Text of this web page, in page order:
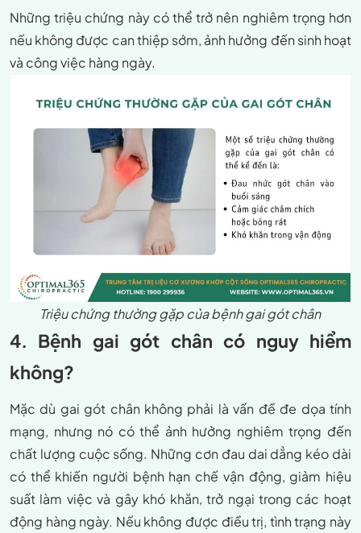
Những triệu chứng này có thể trở nên nghiêm trọng hơn
nếu không được can thiệp sớm, ảnh hưởng đến sinh hoạt
và công việc hàng ngày.
Triệu chứng thường gặp của bệnh gai gót chân
4. Bệnh gai gót chân có nguy hiểm
không?
Mặc dù gai gót chân không phải là vấn đề đe dọa tính
mạng, nhưng nó có thể ảnh hưởng nghiêm trọng đến
chất lượng cuộc sống. Những cơn đau dai dẳng kéo dài
có thể khiến người bệnh hạn chế vận động, giảm hiệu
suất làm việc và gây khó khăn, trở ngại trong các hoạt
động hàng ngày. Nếu không được điều trị, tình trạng này